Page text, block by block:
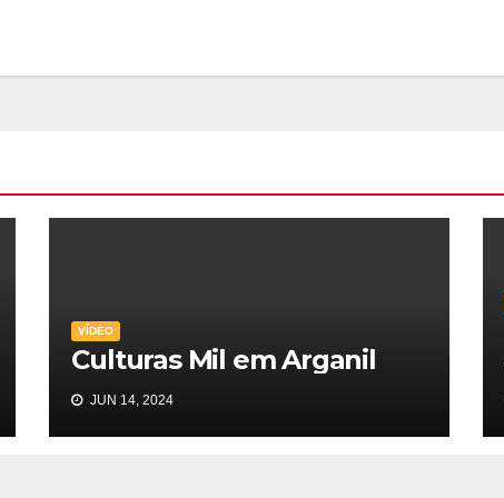
VÍDEO
Culturas Mil em Arganil
JUN 14, 2024